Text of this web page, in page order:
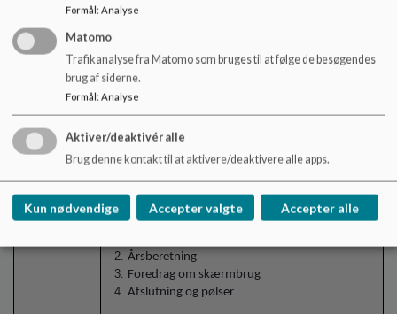
6.
20.40 – 21.00
Drøftelse og
beslutning
Tidsrum 17.00-18.30
Forslag til dagsorden:
Årsberetning
Foredrag om skærmbrug
Afslutning og pølser
Formål : Analyse
Matomo
Trafikanalyse fra Matomo som bruges til at følge de besøgendes
brug af siderne.
Formål: Analyse
Aktiver/deaktivér alle
Brug denne kontakt til at aktivere/deaktivere alle apps.
Kun nødvendige Accepter valgte Accepter alle